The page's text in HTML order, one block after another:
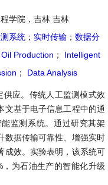
学院，吉林 吉林
系统 ； 实时传输 ； 数据分
Oil Production ；
Intelligent
； Data Analysis
应。传统人工监测模式效
文基于电子信息工程中的通
监测系统。通过研究其架
数据传输可靠性、增强实时
成效。实验表明，该系统可
为石油生产的智能化升级